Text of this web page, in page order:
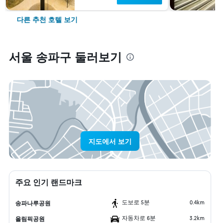
다른 추천 호텔 보기
서울 송파구 둘러보기
지도에서 보기
주요 인기 랜드마크
송파나루공원 도보로 5분 0.4km
올림픽공원 자동차로 6분 3.2km